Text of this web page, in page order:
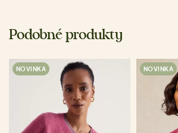
Podobné produkty
NOVINKA NOVINKA